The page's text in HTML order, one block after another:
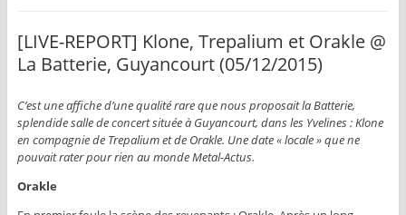
[LIVE-REPORT] Klone, Trepalium et Orakle @
La Batterie, Guyancourt (05/12/2015)
C’est une affiche d’une qualité rare que nous proposait la Batterie,
splendide salle de concert située à Guyancourt, dans les Yvelines : Klone
en compagnie de Trepalium et de Orakle. Une date « locale » que ne
pouvait rater pour rien au monde Metal-Actus.
Orakle